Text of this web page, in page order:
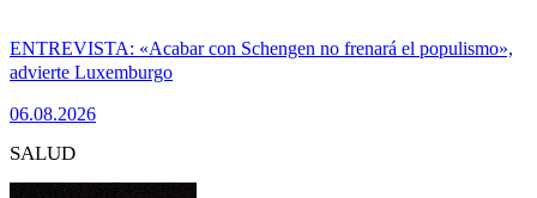
ENTREVISTA: «Acabar con Schengen no frenará el populismo»,
advierte Luxemburgo
06.08.2026
SALUD